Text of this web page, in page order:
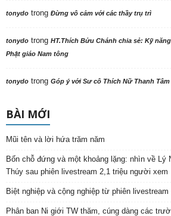
tonydo trong Đừng vô cảm với các thầy trụ trì
tonydo trong HT.Thích Bửu Chánh chia sẻ: Kỹ
Phật giáo Nam tông
tonydo trong Góp ý với Sư cô Thích Nữ Thanh Tâm
BÀI MỚI
Mũi tên và lời hứa trăm năm
Bốn chỗ đứng và một khoảng lặng: nhìn về Lý
Thúy sau phiên livestream 2,1 triệu người xem
Biệt nghiệp và cộng nghiệp từ phiên
Phân ban Ni giới TW thăm, cúng dàng các